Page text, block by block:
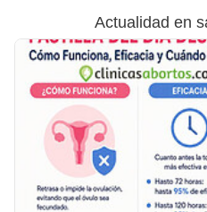
Actualidad en